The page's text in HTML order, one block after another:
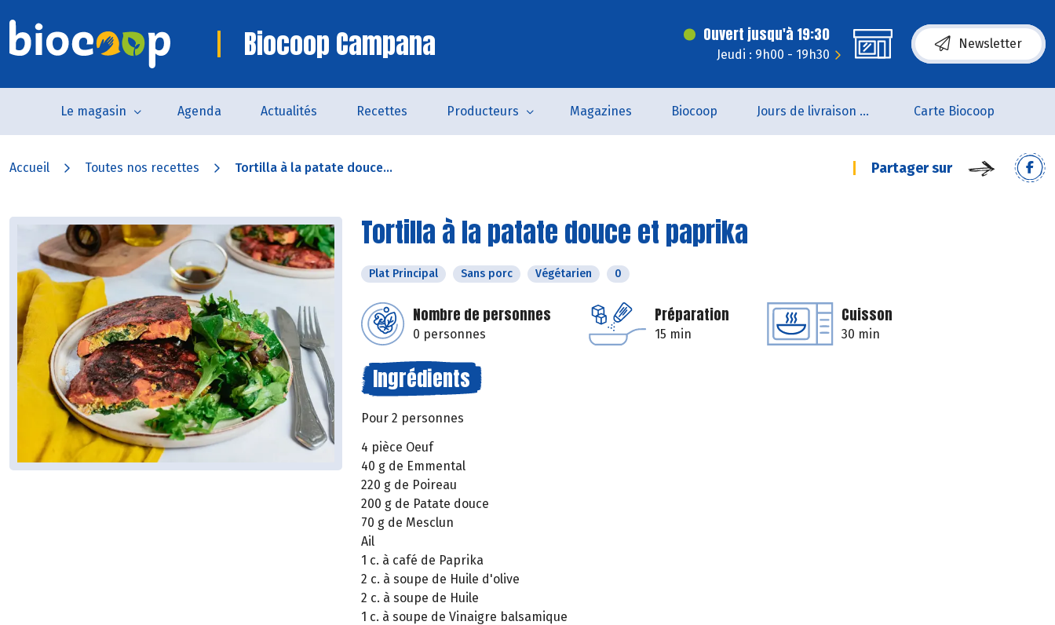
Biocoop Campana Ouvert jusqu'à 19:30
Jeudi : 9h00 - 19h30
Newsletter
Le magasin Agenda Actualités Recettes Producteurs Magazines Biocoop Jours de livraison de pain Carte Biocoop
Accueil Toutes nos recettes Tortilla à la patate douce... Partager sur
Tortilla à la patate douce et paprika
Plat Principal Sans porc Végétarien 0
Nombre de personnes
0 personnes
Préparation
15 min
Cuisson
30 min
Ingrédients
Pour 2 personnes
4 pièce Oeuf
40 g de Emmental
220 g de Poireau
200 g de Patate douce
70 g de Mesclun
Ail
1 c. à café de Paprika
2 c. à soupe de Huile d'olive
2 c. à soupe de Huile
1 c. à soupe de Vinaigre balsamique